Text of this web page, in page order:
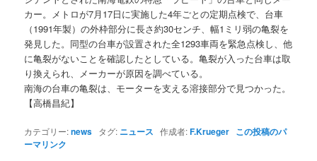
カー。メトロが7月17日に実施した4年ごとの定期点検で、台車
（1991年製）の外枠部分に長さ約30センチ、幅1ミリ弱の亀裂を
発見した。同型の台車が設置された全1293車両を緊急点検し、他
に亀裂がないことを確認したとしている。亀裂が入った台車は取
り換えられ、メーカーが原因を調べている。
南海の台車の亀裂は、モーターを支える溶接部分で見つかった。
【高橋昌紀】
カテゴリー:news タグ: ニュース 作成者:F.Krueger この投稿のパ
ーマリンク